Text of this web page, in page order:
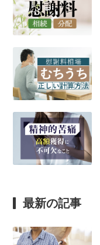
最新の記事